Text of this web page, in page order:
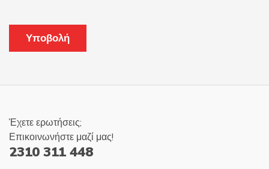
Έχετε ερωτήσεις;
Επικοινωνήστε μαζί μας!
2310 311 448